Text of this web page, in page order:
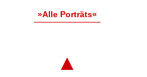
»Alle Porträts«
▲